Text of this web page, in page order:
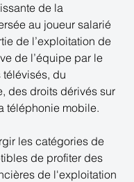
de la
au joueur salarié
de l’exploitation de
de l’équipe par le
du
des droits dérivés sur
téléphonie mobile.
les catégories de
de profiter des
de l'exploitation